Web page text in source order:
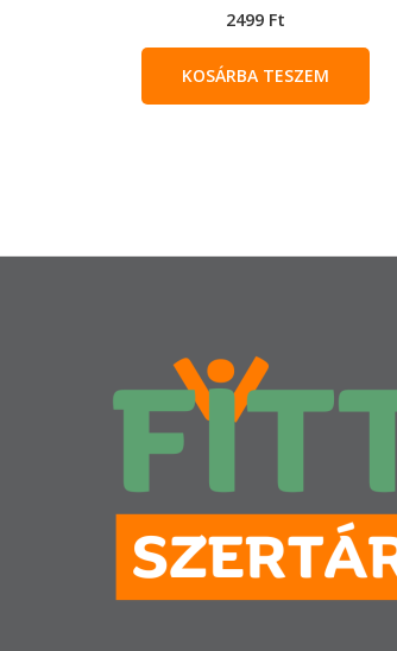
2499 Ft
KOSÁRBA TESZEM